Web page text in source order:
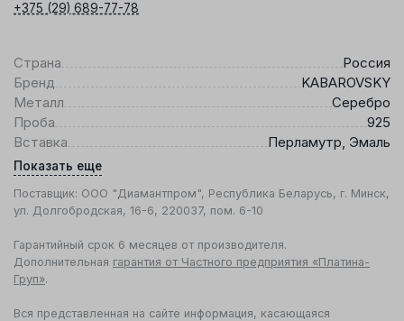
+375 (29) 689-77-78
Страна
Россия
Бренд
KABAROVSKY
Металл
Серебро
Проба
925
Вставка
Перламутр, Эмаль
Показать еще
Поставщик: ООО "Диамантпром", Республика Беларусь, г. Минск,
ул. Долгобродская, 16-6, 220037, пом. 6-10
Гарантийный срок 6 месяцев от производителя.
Дополнительная гарантия от Частного предприятия «Платина-
Груп».
Вся представленная на сайте информация, касающаяся